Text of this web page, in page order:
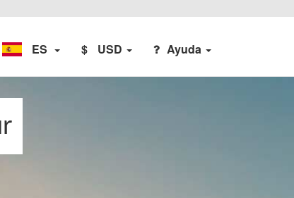
ES $ USD Ayuda